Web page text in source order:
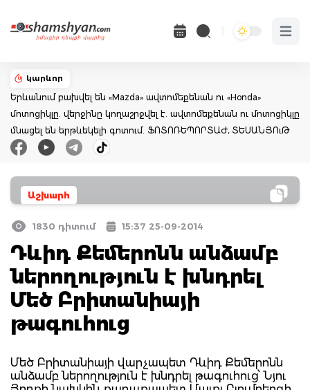
Open
կարևոր
Երևանում բախվել են «Mazda» ավտոմեքենան ու «Honda»
մոտոցիկլը. վերջինը կողաշրջվել է. ավտոմեքենան ու մոտոցիկլը
մնացել են երթևեկելի գոտում. ՖՈՏՈՌԵՊՈՐՏԱԺ, ՏԵՍԱՆՅՈւԹ
Աշխարհ
1830 դիտում 15:37 25-09-2014
Դևիդ Քեմերոնն անձամբ
ներողություն է խնդրել
Մեծ Բրիտանիայի
թագուհուց
Մեծ Բրիտանիայի վարչապետ Դևիդ Քեմերոնն
անձամբ ներողություն է խնդրել թագուհուց՝ Նյու